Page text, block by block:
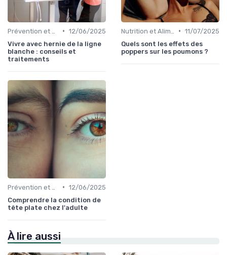
• 12/06/2025
Vivre avec hernie de la ligne
blanche : conseils et
traitements
• 11/07/2025
Quels sont les effets des
poppers sur les poumons ?
• 12/06/2025
Comprendre la condition de
tête plate chez l'adulte
À lire aussi